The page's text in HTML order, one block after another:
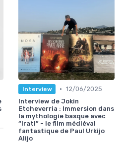
Interview • 12/06/2025
Interview de Jokin
Etcheverria : Immersion dans
la mythologie basque avec
“Irati” - le film médiéval
fantastique de Paul Urkijo
Alijo